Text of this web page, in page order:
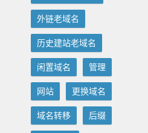
外链老域名
历史建站老域名
闲置域名 管理
网站 更换域名
域名转移 后缀